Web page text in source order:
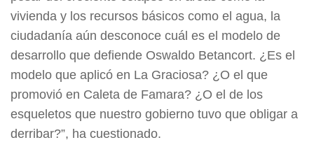
vivienda y los recursos básicos como el agua, la
ciudadanía aún desconoce cuál es el modelo de
desarrollo que defiende Oswaldo Betancort. ¿Es el
modelo que aplicó en La Graciosa? ¿O el que
promovió en Caleta de Famara? ¿O el de los
esqueletos que nuestro gobierno tuvo que obligar a
derribar?”, ha cuestionado.